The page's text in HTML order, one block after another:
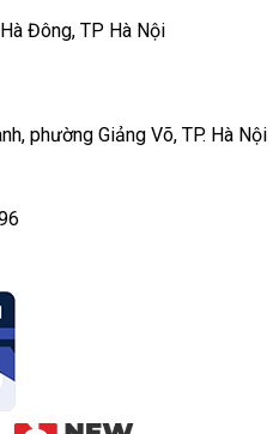
Đông, TP Hà Nội
phường Giảng Võ, TP. Hà Nội